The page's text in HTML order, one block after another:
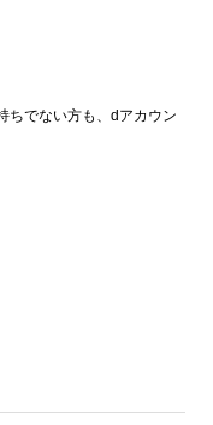
ちでない方も、dアカウン